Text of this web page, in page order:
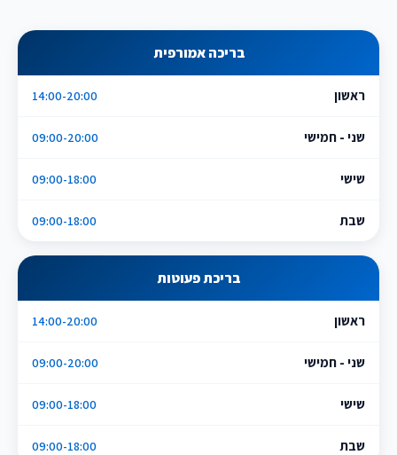
בריכה אמורפית
ראשון 14:00-20:00
שני - חמישי 09:00-20:00
שישי 09:00-18:00
שבת 09:00-18:00
בריכת פעוטות
ראשון 14:00-20:00
שני - חמישי 09:00-20:00
שישי 09:00-18:00
שבת 09:00-18:00